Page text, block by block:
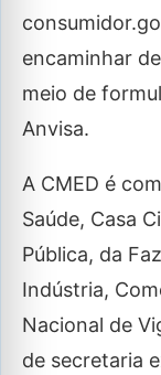
encaminhar
meio de
Anvisa.
A CMED é
Saúde, Casa
Pública, da
Indústria,
Nacional de
de secretaria